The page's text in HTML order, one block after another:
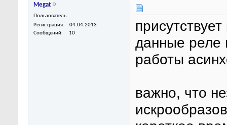
Megat
Пользователь
Регистрация
04.04.2013
Сообщений
10
данные реле
работы
важно, что